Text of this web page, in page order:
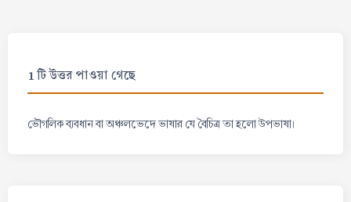
1 টি উত্তর পাওয়া গেছে
ভৌগলিক ব্যবধান বা অঞ্চলভেদে ভাষার যে বৈচিত্র তা হলো উপভাষা।